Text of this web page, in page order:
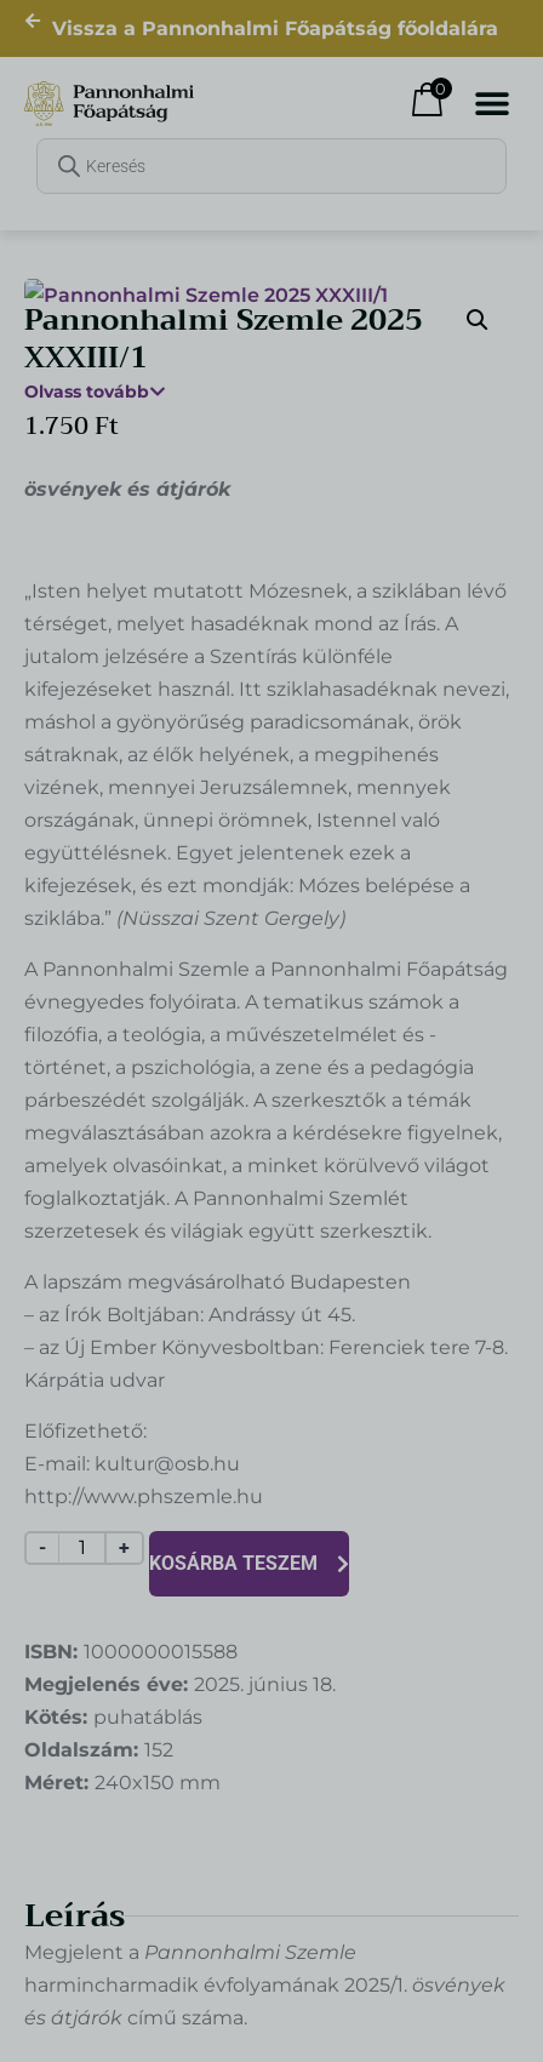
Vissza a Pannonhalmi Főapátság főoldalára
0
Pannonhalmi Szemle 2025
XXXIII/1
Olvass tovább
1.750Ft
ösvények és átjárók
„Isten helyet mutatott Mózesnek, a sziklában lévő
térséget, melyet hasadéknak mond az Írás. A
jutalom jelzésére a Szentírás különféle
kifejezéseket használ. Itt sziklahasadéknak nevezi,
máshol a gyönyörűség paradicsomának, örök
sátraknak, az élők helyének, a megpihenés
vizének, mennyei Jeruzsálemnek, mennyek
országának, ünnepi örömnek, Istennel való
együttélésnek. Egyet jelentenek ezek a
kifejezések, és ezt mondják: Mózes belépése a
sziklába.” (Nüsszai Szent Gergely)
A Pannonhalmi Szemle a Pannonhalmi Főapátság
évnegyedes folyóirata. A tematikus számok a
filozófia, a teológia, a művészetelmélet és -
történet, a pszichológia, a zene és a pedagógia
párbeszédét szolgálják. A szerkesztők a témák
megválasztásában azokra a kérdésekre figyelnek,
amelyek olvasóinkat, a minket körülvevő világot
foglalkoztatják. A Pannonhalmi Szemlét
szerzetesek és világiak együtt szerkesztik.
A lapszám megvásárolható Budapesten
– az Írók Boltjában: Andrássy út 45.
– az Új Ember Könyvesboltban: Ferenciek tere 7-8.
Kárpátia udvar
Előfizethető:
E-mail: kultur@osb.hu
http://www.phszemle.hu
- +
KOSÁRBA TESZEM
ISBN: 1000000015588
Megjelenés éve: 2025. június 18.
Kötés: puhatáblás
Oldalszám: 152
Méret: 240x150 mm
Leírás
Megjelent a Pannonhalmi Szemle
harmincharmadik évfolyamának 2025/1. ösvények
és átjárók című száma.
Keresd a békét, és járj utána
3.333Ft